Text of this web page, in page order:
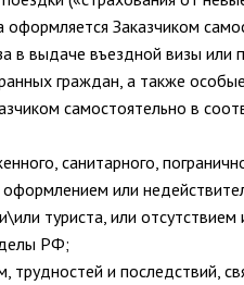
оформляется Заказчиком
в выдаче въездной визы
граждан, а также
самостоятельно в
санитарного,
или
туриста, или
РФ;
трудностей и последствий,